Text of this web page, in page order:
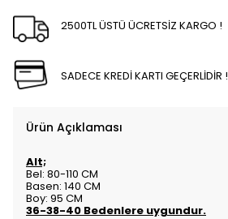
2500TL ÜSTÜ ÜCRETSİZ KARGO !
SADECE KREDİ KARTI GEÇERLİDİR !
Ürün Açıklaması
Alt;
Bel: 80-110 CM
Basen: 140 CM
Boy: 95 CM
36-38-40 Bedenlere uygundur.